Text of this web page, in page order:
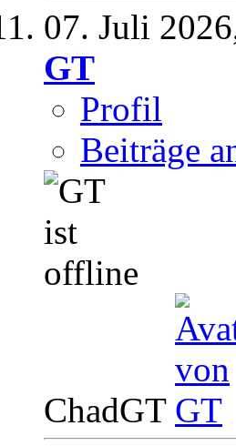
07. Juli
GT
Profil
Beiträge
ChadGT